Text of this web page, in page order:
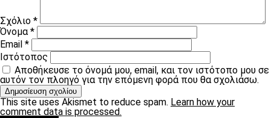
Σχόλιο *
Όνομα*
Email *
Ιστότοπος
Αποθήκευσε το όνομά μου, email, και τον ιστότοπο μου σε
αυτόν τον πλοηγό για την επόμενη φορά που θα σχολιάσω.
This site uses Akismet to reduce spam. Learn how your
comment data is processed.